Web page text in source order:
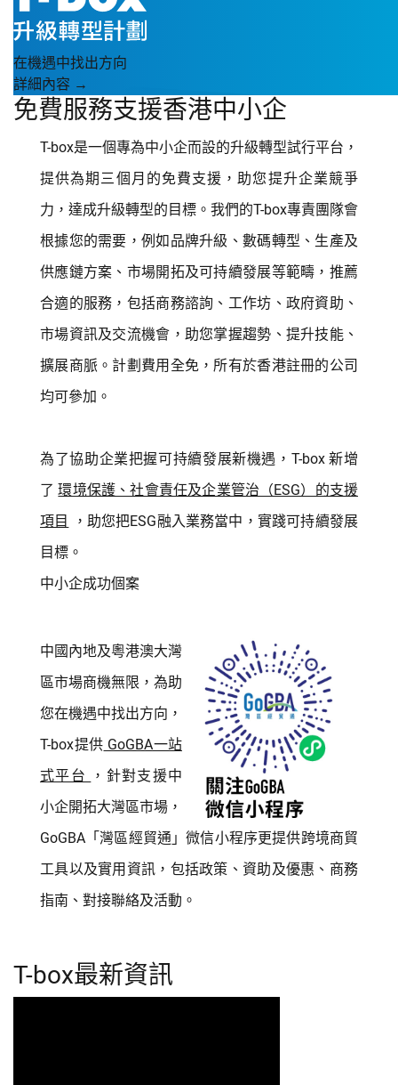
在機遇中找出方向
詳細內容 →
免費服務支援香港中小企
T-box是一個專為中小企而設的升級轉型試行平台，
提供為期三個月的免費支援，助您提升企業競爭
力，達成升級轉型的目標。我們的T-box專責團隊會
根據您的需要，例如品牌升級、數碼轉型、生產及
供應鏈方案、市場開拓及可持續發展等範疇，推薦
合適的服務，包括商務諮詢、工作坊、政府資助、
市場資訊及交流機會，助您掌握趨勢、提升技能、
擴展商脈。計劃費用全免，所有於香港註冊的公司
均可參加。
為了協助企業把握可持續發展新機遇，T-box 新增
了 環境保護、社會責任及企業管治（ESG）的支援
項目
，助您把ESG融入業務當中，實踐可持續發展
目標。
中小企成功個案
中國內地及粵港澳大灣
區市場商機無限，為助
您在機遇中找出方向，
T-box提供 GoGBA一站
式平台
，針對支援中
小企開拓大灣區市場，
GoGBA「灣區經貿通」微信小程序更提供跨境商貿
工具以及實用資訊，包括政策、資助及優惠、商務
指南、對接聯絡及活動。
T-box最新資訊